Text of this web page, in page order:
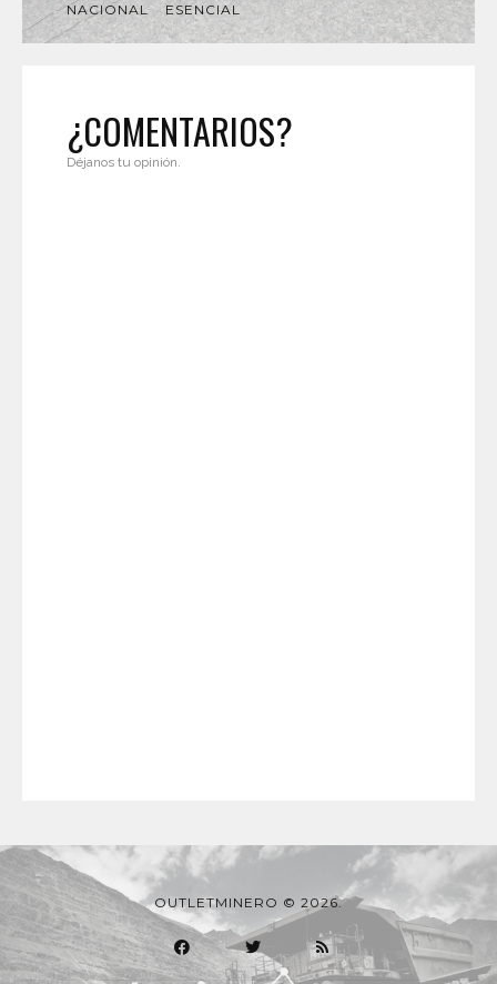
NACIONAL ESENCIAL
¿COMENTARIOS?
Déjanos tu opinión.
OUTLETMINERO © 2026.